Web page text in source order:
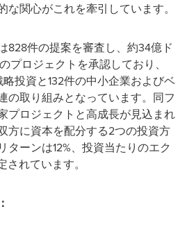
な関心がこれを牽引しています。
828件の提案を審査し、約34億ド
プロジェクトを承認しており、
投資と132件の中小企業およびベ
の取り組みとなっています。同フ
プロジェクトと高成長が見込まれ
方に資本を配分する2つの投資方
ターンは12%、投資当たりのエク
れています。